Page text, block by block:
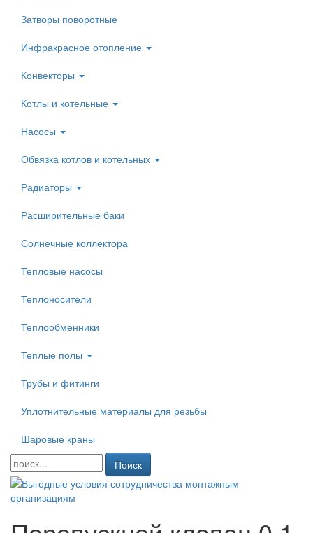
Затворы поворотные
Инфракрасное отопление
Конвекторы
Котлы и котельные
Насосы
Обвязка котлов и котельных
Радиаторы
Расширительные баки
Солнечные коллектора
Тепловые насосы
Теплоносители
Теплообменники
Теплые полы
Трубы и фитинги
Уплотнительные материалы для резьбы
Шаровые краны
Поиск